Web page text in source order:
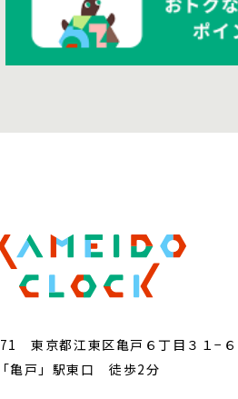
東京都江東区亀戸６丁目３１−６
亀戸」駅東口 徒歩2分